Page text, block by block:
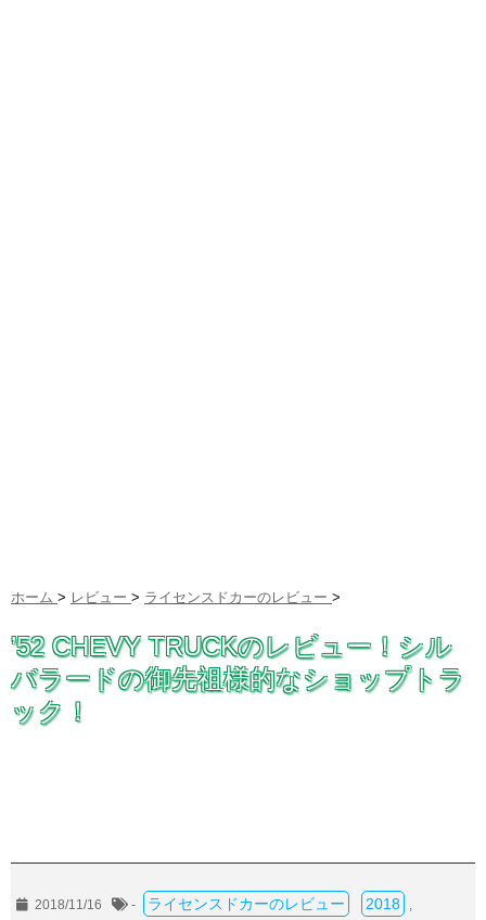
ホーム > レビュー > ライセンスドカーのレビュー >
’52 CHEVY TRUCKのレビュー！シル
バラードの御先祖様的なショップトラ
ック！
2018/11/16 - ライセンスドカーのレビュー 2018